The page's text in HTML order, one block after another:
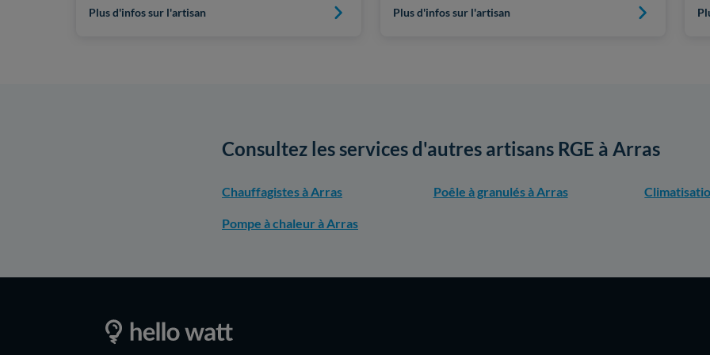
Plus d'infos sur l'artisan Plus d'infos sur l'artisan
Consultez les services d'autres artisans RGE à Arras
Chauffagistes à Arras Poêle à granulés à Arras
Pompe à chaleur à Arras